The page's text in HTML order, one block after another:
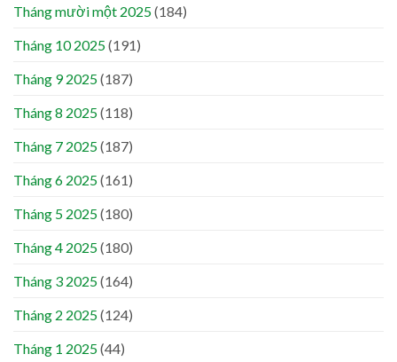
Tháng mười một 2025(184)
Tháng 10 2025(191)
Tháng 9 2025(187)
Tháng 8 2025(118)
Tháng 7 2025(187)
Tháng 6 2025(161)
Tháng 5 2025(180)
Tháng 4 2025(180)
Tháng 3 2025(164)
Tháng 2 2025(124)
Tháng 1 2025(44)